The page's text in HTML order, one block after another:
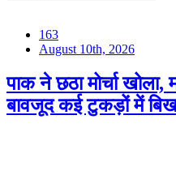
163
August 10th, 2026
पाक ने छठा मोर्चा
बावजूद कई टुकड़ों में